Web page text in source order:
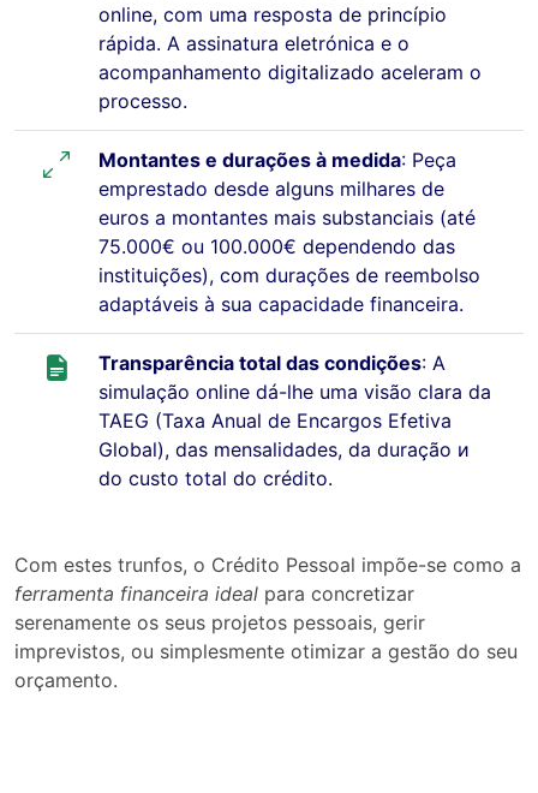
online, com uma resposta de princípio
rápida. A assinatura eletrónica e o
acompanhamento digitalizado aceleram o
processo.
Montantes e durações à medida: Peça
emprestado desde alguns milhares de
euros a montantes mais substanciais (até
75.000€ ou 100.000€ dependendo das
instituições), com durações de reembolso
adaptáveis à sua capacidade financeira.
Transparência total das condições: A
simulação online dá-lhe uma visão clara da
TAEG (Taxa Anual de Encargos Efetiva
Global), das mensalidades, da duração и
do custo total do crédito.
Com estes trunfos, o Crédito Pessoal impõe-se como a
ferramenta financeira ideal para concretizar
serenamente os seus projetos pessoais, gerir
imprevistos, ou simplesmente otimizar a gestão do seu
orçamento.